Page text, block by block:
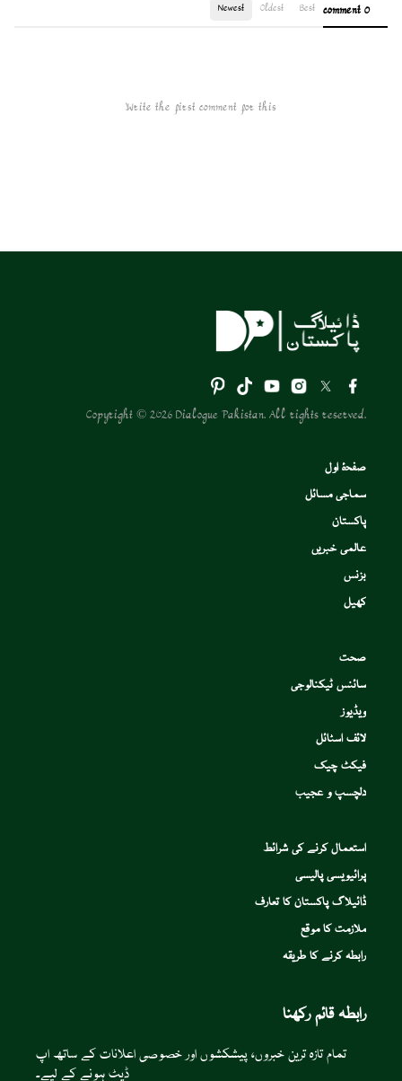
0 comment
Best
Oldest
Newest
Write the first comment for this!
Copyright © 2026 Dialogue Pakistan. All rights reserved.
صفحۂ اول
سماجی مسائل
پاکستان
عالمی خبریں
بزنس
کھیل
صحت
سائنس ٹیکنالوجی
ویڈیوز
لائف اسٹائل
فیکٹ چیک
دلچسپ و عجیب
استعمال کرنے کی شرائط
پرائیویسی پالیسی
ڈائیلاگ پاکستان کا تعارف
ملازمت کا موقع
رابطہ کرنے کا طریقہ
رابطہ قائم رکھنا
تمام تازہ ترین خبروں، پیشکشوں اور خصوصی اعلانات کے ساتھ اپ
ڈیٹ ہونے کے لیے۔